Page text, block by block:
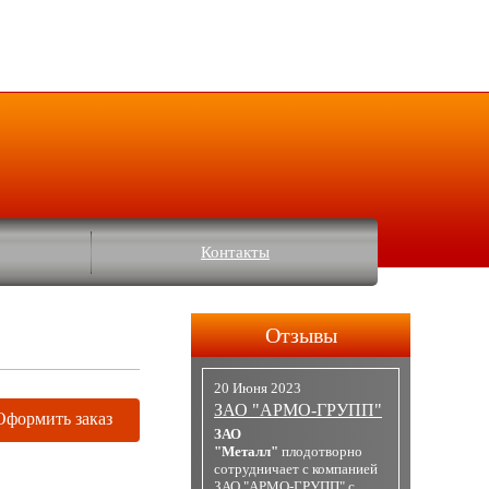
Контакты
заказ
Отзывы
20 Июня 2023
ЗАО "АРМО-ГРУПП"
ЗАО
"Металл" плодотворно
сотрудничает с компанией